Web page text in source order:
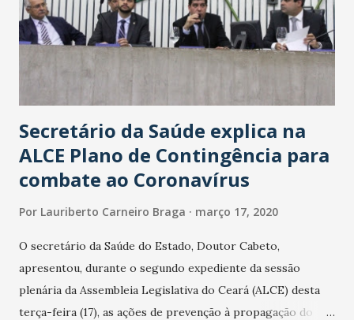
Secretário da Saúde explica na
ALCE Plano de Contingência para
combate ao Coronavírus
Por Lauriberto Carneiro Braga março 17, 2020
O secretário da Saúde do Estado, Doutor Cabeto,
apresentou, durante o segundo expediente da sessão
plenária da Assembleia Legislativa do Ceará (ALCE) desta
terça-feira (17), as ações de prevenção à propagação do